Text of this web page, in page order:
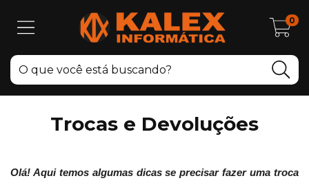
0
Trocas e Devoluções
Olá! Aqui temos algumas dicas se precisar fazer uma troca